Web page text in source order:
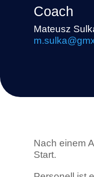
Coach
Mateusz
Nach einem
Start.